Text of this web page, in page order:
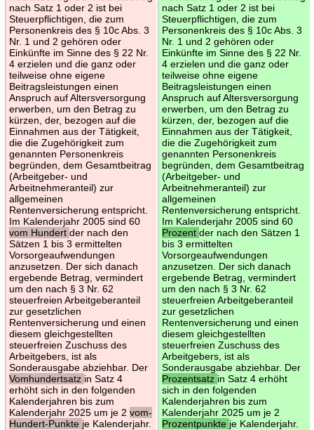
nach Satz 1 oder 2 ist bei
Steuerpflichtigen, die zum
Personenkreis des § 10c Abs. 3
Nr. 1 und 2 gehören oder
Einkünfte im Sinne des § 22 Nr.
4 erzielen und die ganz oder
teilweise ohne eigene
Beitragsleistungen einen
Anspruch auf Altersversorgung
erwerben, um den Betrag zu
kürzen, der, bezogen auf die
Einnahmen aus der Tätigkeit,
die die Zugehörigkeit zum
genannten Personenkreis
begründen, dem Gesamtbeitrag
(Arbeitgeber- und
Arbeitnehmeranteil) zur
allgemeinen
Rentenversicherung entspricht.
Im Kalenderjahr 2005 sind 60
vom Hundert der nach den
Sätzen 1 bis 3 ermittelten
Vorsorgeaufwendungen
anzusetzen. Der sich danach
ergebende Betrag, vermindert
um den nach § 3 Nr. 62
steuerfreien Arbeitgeberanteil
zur gesetzlichen
Rentenversicherung und einen
diesem gleichgestellten
steuerfreien Zuschuss des
Arbeitgebers, ist als
Sonderausgabe abziehbar. Der
Vomhundertsatz in Satz 4
erhöht sich in den folgenden
Kalenderjahren bis zum
Kalenderjahr 2025 um je 2 vom-
Hundert-Punkte je Kalenderjahr.
nach Satz 1 oder 2 ist bei
Steuerpflichtigen, die zum
Personenkreis des § 10c Abs. 3
Nr. 1 und 2 gehören oder
Einkünfte im Sinne des § 22 Nr.
4 erzielen und die ganz oder
teilweise ohne eigene
Beitragsleistungen einen
Anspruch auf Altersversorgung
erwerben, um den Betrag zu
kürzen, der, bezogen auf die
Einnahmen aus der Tätigkeit,
die die Zugehörigkeit zum
genannten Personenkreis
begründen, dem Gesamtbeitrag
(Arbeitgeber- und
Arbeitnehmeranteil) zur
allgemeinen
Rentenversicherung entspricht.
Im Kalenderjahr 2005 sind 60
Prozent der nach den Sätzen 1
bis 3 ermittelten
Vorsorgeaufwendungen
anzusetzen. Der sich danach
ergebende Betrag, vermindert
um den nach § 3 Nr. 62
steuerfreien Arbeitgeberanteil
zur gesetzlichen
Rentenversicherung und einen
diesem gleichgestellten
steuerfreien Zuschuss des
Arbeitgebers, ist als
Sonderausgabe abziehbar. Der
Prozentsatz in Satz 4 erhöht
sich in den folgenden
Kalenderjahren bis zum
Kalenderjahr 2025 um je 2
Prozentpunkte je Kalenderjahr.